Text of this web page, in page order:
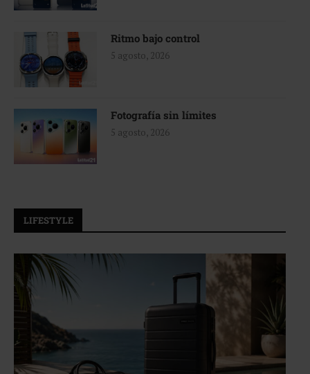
Ritmo bajo control
5 agosto, 2026
Fotografía sin límites
5 agosto, 2026
LIFESTYLE